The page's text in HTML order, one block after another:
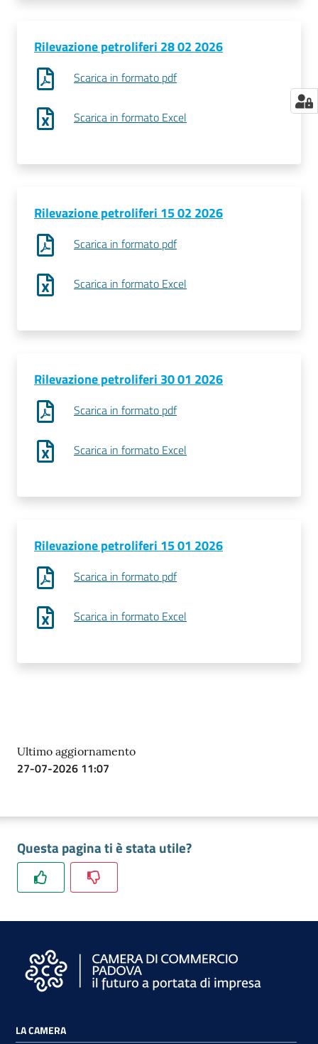
Rilevazione petroliferi 28 02 2026
Scarica in formato pdf
Scarica in formato Excel
Rilevazione petroliferi 15 02 2026
Scarica in formato pdf
Scarica in formato Excel
Rilevazione petroliferi 30 01 2026
Scarica in formato pdf
Scarica in formato Excel
Rilevazione petroliferi 15 01 2026
Scarica in formato pdf
Scarica in formato Excel
Ultimo aggiornamento
27-07-2026 11:07
Questa pagina ti è stata utile?
LA CAMERA